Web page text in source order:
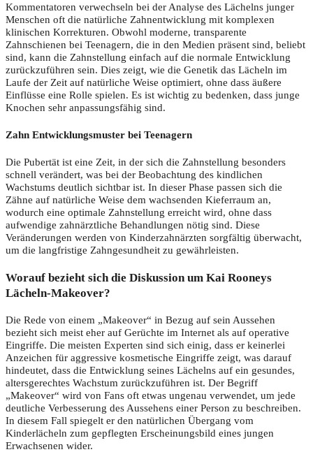
Kommentatoren verwechseln bei der Analyse des Lächelns junger
Menschen oft die natürliche Zahnentwicklung mit komplexen
klinischen Korrekturen. Obwohl moderne, transparente
Zahnschienen bei Teenagern, die in den Medien präsent sind, beliebt
sind, kann die Zahnstellung einfach auf die normale Entwicklung
zurückzuführen sein. Dies zeigt, wie die Genetik das Lächeln im
Laufe der Zeit auf natürliche Weise optimiert, ohne dass äußere
Einflüsse eine Rolle spielen. Es ist wichtig zu bedenken, dass junge
Knochen sehr anpassungsfähig sind.
Zahn Entwicklungsmuster bei Teenagern
Die Pubertät ist eine Zeit, in der sich die Zahnstellung besonders
schnell verändert, was bei der Beobachtung des kindlichen
Wachstums deutlich sichtbar ist. In dieser Phase passen sich die
Zähne auf natürliche Weise dem wachsenden Kieferraum an,
wodurch eine optimale Zahnstellung erreicht wird, ohne dass
aufwendige zahnärztliche Behandlungen nötig sind. Diese
Veränderungen werden von Kinderzahnärzten sorgfältig überwacht,
um die langfristige Zahngesundheit zu gewährleisten.
Worauf bezieht sich die Diskussion um Kai Rooneys
Lächeln-Makeover?
Die Rede von einem „Makeover“ in Bezug auf sein Aussehen
bezieht sich meist eher auf Gerüchte im Internet als auf operative
Eingriffe. Die meisten Experten sind sich einig, dass er keinerlei
Anzeichen für aggressive kosmetische Eingriffe zeigt, was darauf
hindeutet, dass die Entwicklung seines Lächelns auf ein gesundes,
altersgerechtes Wachstum zurückzuführen ist. Der Begriff
„Makeover“ wird von Fans oft etwas ungenau verwendet, um jede
deutliche Verbesserung des Aussehens einer Person zu beschreiben.
In diesem Fall spiegelt er den natürlichen Übergang vom
Kinderlächeln zum gepflegten Erscheinungsbild eines jungen
Erwachsenen wider.